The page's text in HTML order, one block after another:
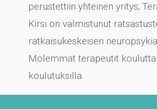
perustettiin yhteinen yritys;
Kirsi on valmistunut
ratkaisukeskeisen
Molemmat terapeutit
koulutuksilla.